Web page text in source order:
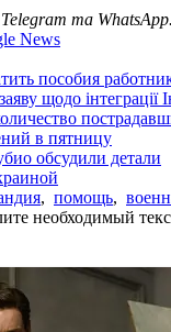
та
News
пособия
щодо інтеграції
в пятницу
обсудили детали
, помощь,
необходимый